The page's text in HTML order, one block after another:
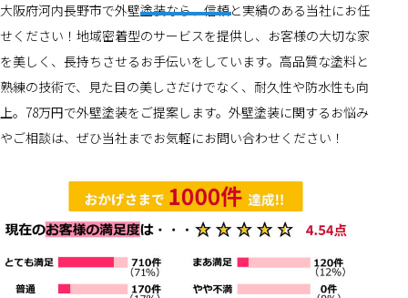
大阪府河内長野市で外壁塗装なら、信頼と実績のある当社にお任
せください！地域密着型のサービスを提供し、お客様の大切な家
を美しく、長持ちさせるお手伝いをしています。高品質な塗料と
熟練の技術で、見た目の美しさだけでなく、耐久性や防水性も向
上。78万円で外壁塗装をご提案します。外壁塗装に関するお悩み
やご相談は、ぜひ当社までお気軽にお問い合わせください！